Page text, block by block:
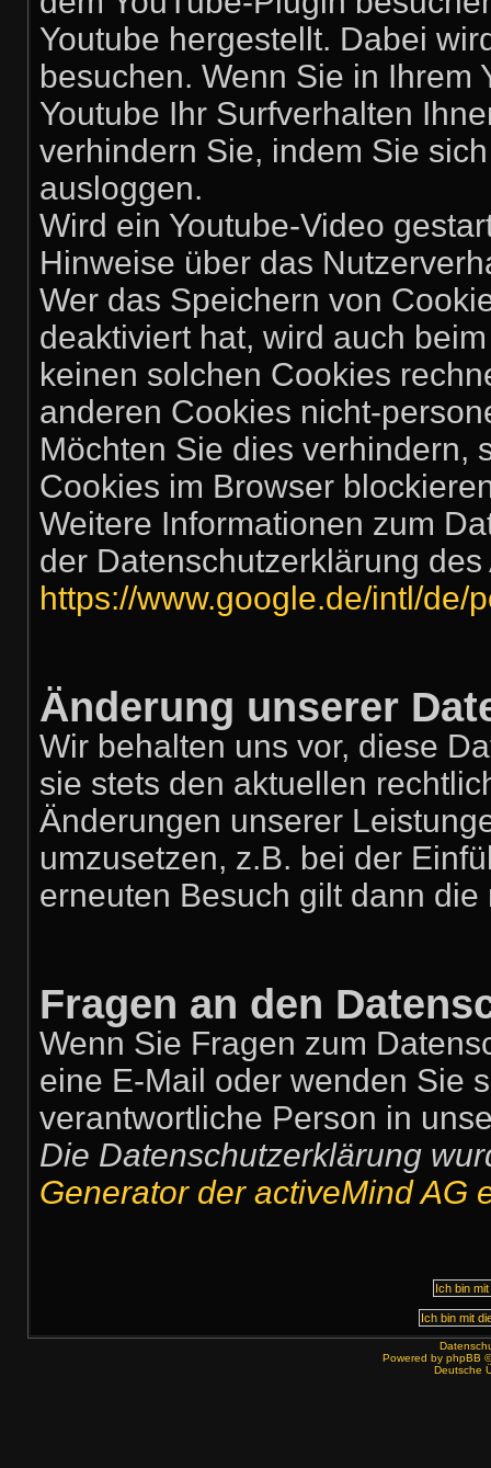
Youtube hergestellt. Dabei
besuchen. Wenn Sie in Ihrem
Youtube Ihr Surfverhalten
verhindern Sie, indem Sie
ausloggen.
Wird ein Youtube-Video
Hinweise über das
Wer das Speichern von
deaktiviert hat, wird auch
keinen solchen Cookies
anderen Cookies nicht-
Möchten Sie dies verhindern,
Cookies im Browser
Weitere Informationen zum
der Datenschutzerklärung
https://www.google.de/intl/de/
Änderung unserer
Wir behalten uns vor, diese
sie stets den aktuellen
Änderungen unserer
umzusetzen, z.B. bei der
erneuten Besuch gilt dann
Fragen an den
Wenn Sie Fragen zum
eine E-Mail oder wenden Sie
verantwortliche Person in
Die Datenschutzerklärung
Generator der activeMind AG
Powered by phpBB
Deutsche